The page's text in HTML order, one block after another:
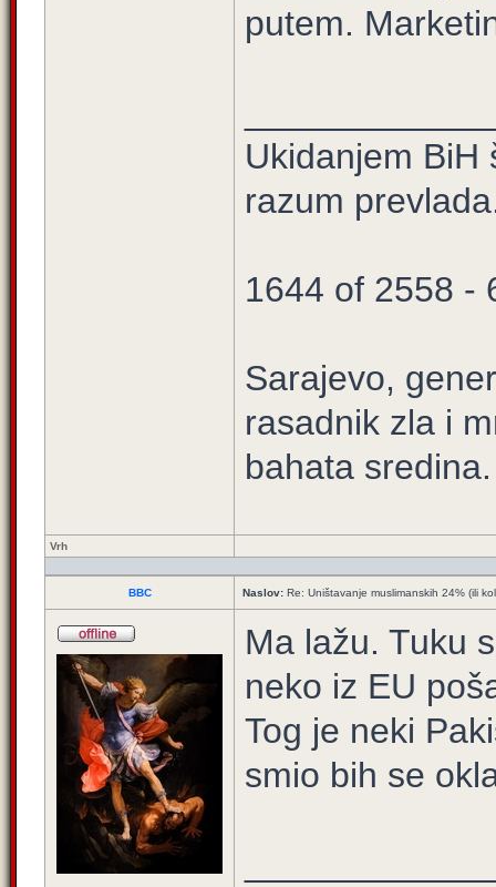
putem.
Ukidanjem BiH
razum
1644 of 2558 -
Sarajevo,
rasadnik zla i
bahata sredina.
Vrh
BBC Naslov: Re: Uništavanje muslimanskih 24% (ili
Ma lažu. Tuku
neko iz EU
Tog je neki
smio bih se